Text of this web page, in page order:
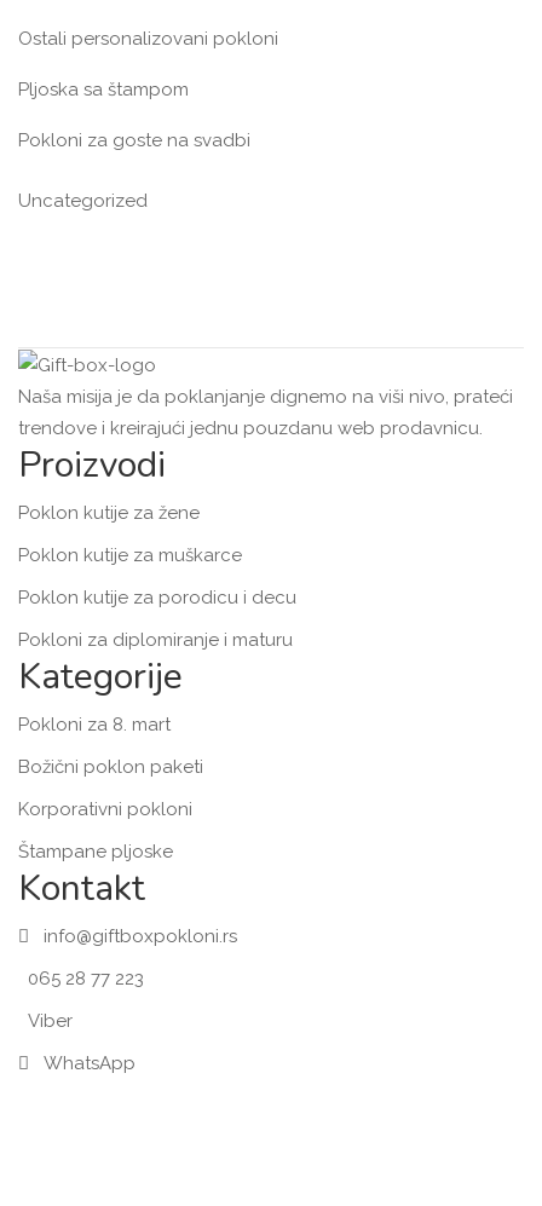
Ostali personalizovani pokloni
Pljoska sa štampom
Pokloni za goste na svadbi
Uncategorized
Naša misija je da poklanjanje dignemo na viši nivo, prateći
trendove i kreirajući jednu pouzdanu web prodavnicu.
Proizvodi
Poklon kutije za žene
Poklon kutije za muškarce
Poklon kutije za porodicu i decu
Pokloni za diplomiranje i maturu
Kategorije
Pokloni za 8. mart
Božični poklon paketi
Korporativni pokloni
Štampane pljoske
Kontakt
info@giftboxpokloni.rs
065 28 77 223
Viber
WhatsApp